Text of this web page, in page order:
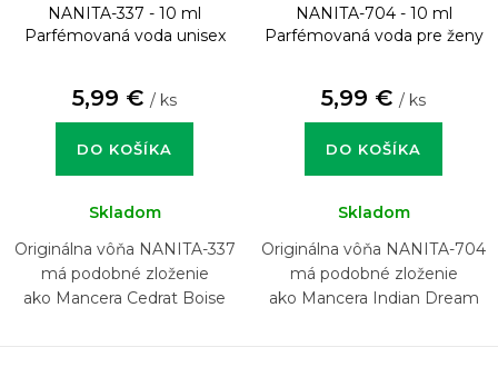
NANITA-337 - 10 ml
Parfémovaná voda unisex
5,99 € / ks
DO KOŠÍKA
Skladom
Originálna vôňa NANITA-337
má podobné zloženie
ako Mancera Cedrat Boise
NANITA-704 - 10 ml
Parfémovaná voda pre ženy
5,99 € / ks
DO KOŠÍKA
Skladom
Originálna vôňa NANITA-704
má podobné zloženie
ako Mancera Indian Dream